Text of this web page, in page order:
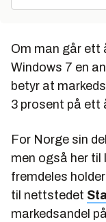
Om man går ett
Windows 7 en
betyr at
3 prosent på ett
For Norge sin
men også her til
fremdeles
til nettstedet
markedsandel